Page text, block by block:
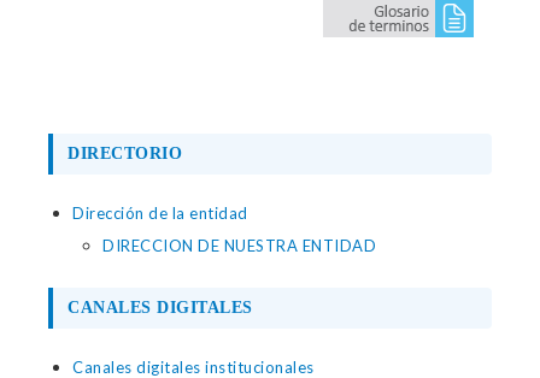
DIRECTORIO
Dirección de la entidad
DIRECCION DE NUESTRA ENTIDAD
CANALES DIGITALES
Canales digitales institucionales